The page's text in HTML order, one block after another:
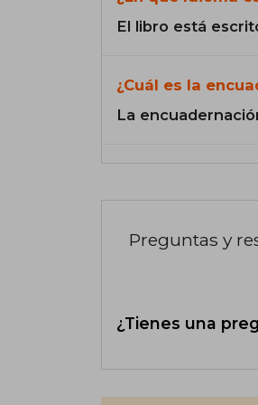
El libro está
¿Cuál es la
La
Preguntas y
¿Tienes una